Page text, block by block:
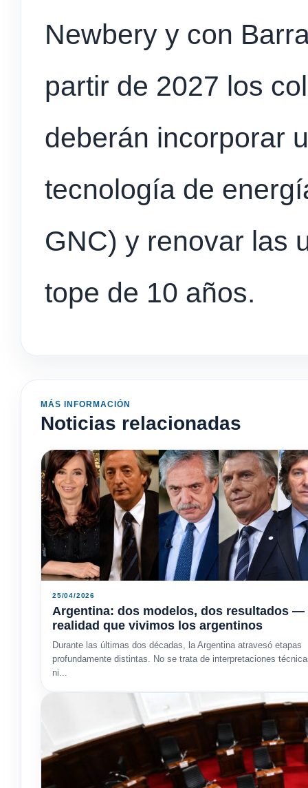
Newbery y con
partir de 2027 los
deberán incorporar
tecnología de
GNC) y renovar las
tope de 10 años.
MÁS INFORMACIÓN
Noticias relacionadas
25/04/2026
Argentina: dos modelos, dos resultados —
realidad que vivimos los argentinos
Durante las últimas dos décadas, la Argentina atravesó etapas
profundamente distintas. No se trata de interpretaciones
ni...